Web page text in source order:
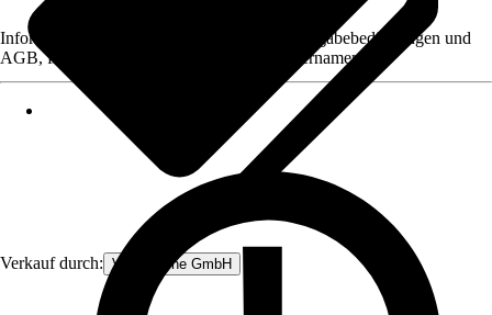
Verkauf durch: V&V Online GmbH
Informationen des Verkäufers, wie z. B. Rückgabebedingungen und
AGB, finden Sie bei Klick auf den Verkäufernamen.